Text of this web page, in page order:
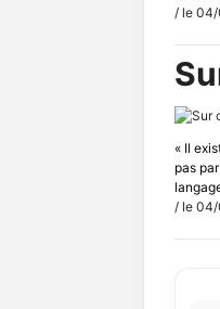
/ le
« Il
pas
/ le